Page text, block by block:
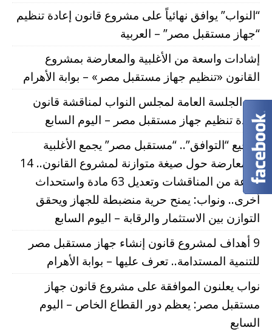
“النواب” يوافق نهائياً على مشروع قانون إعادة تنظيم
“جهاز مستقبل مصر” – العربية
إشادات واسعة من الأغلبية والمعارضة بمشروع
القانون «تنظيم جهاز مستقبل مصر» – بوابة الأهرام
بدء الجلسة العامة لمجلس النواب لمناقشة قانون
إعادة تنظيم جهاز مستقبل مصر – اليوم السابع
بتوقيع “التوافق”.. “مستقبل مصر” يجمع الأغلبية
والمعارضة حول صيغة متوازنة لمشروع القانون.. 14
ساعة من المناقشات وتعديل 63 مادة واستحداث
أخرى.. ونواب: يمنح حرية منضبطة للجهاز ويحقق
التوازن بين الاستثمار والرقابة – اليوم السابع
9 أهداف لمشروع قانون إنشاء جهاز مستقبل مصر
للتنمية المستدامة.. تعرف عليها – بوابة الأهرام
نواب يعلنون الموافقة على مشروع قانون جهاز
مستقبل مصر: يعظم دور القطاع الخاص – اليوم
السابع